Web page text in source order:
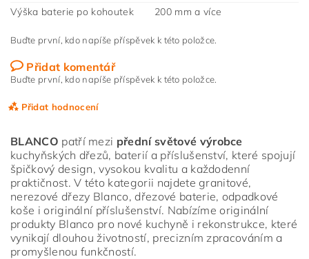
Výška baterie po kohoutek 200 mm a více
Buďte první, kdo napíše příspěvek k této položce.
Přidat komentář
Buďte první, kdo napíše příspěvek k této položce.
Přidat hodnocení
BLANCO patří mezi přední světové výrobce
kuchyňských dřezů, baterií a příslušenství, které spojují
špičkový design, vysokou kvalitu a každodenní
praktičnost. V této kategorii najdete granitové,
nerezové dřezy Blanco, dřezové baterie, odpadkové
koše i originální příslušenství. Nabízíme originální
produkty Blanco pro nové kuchyně i rekonstrukce, které
vynikají dlouhou životností, precizním zpracováním a
promyšlenou funkčností.